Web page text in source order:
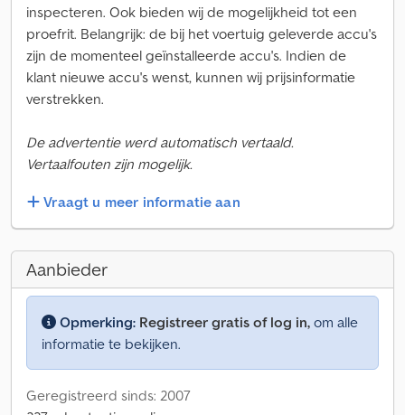
inspecteren. Ook bieden wij de mogelijkheid tot een
proefrit. Belangrijk: de bij het voertuig geleverde accu's
zijn de momenteel geïnstalleerde accu's. Indien de
klant nieuwe accu's wenst, kunnen wij prijsinformatie
verstrekken.
De advertentie werd automatisch vertaald.
Vertaalfouten zijn mogelijk.
Vraagt u meer informatie aan
Aanbieder
Opmerking: Registreer gratis of log in, om alle
informatie te bekijken.
Geregistreerd sinds: 2007